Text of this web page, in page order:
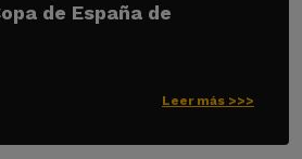
de España de
Leer más >>>